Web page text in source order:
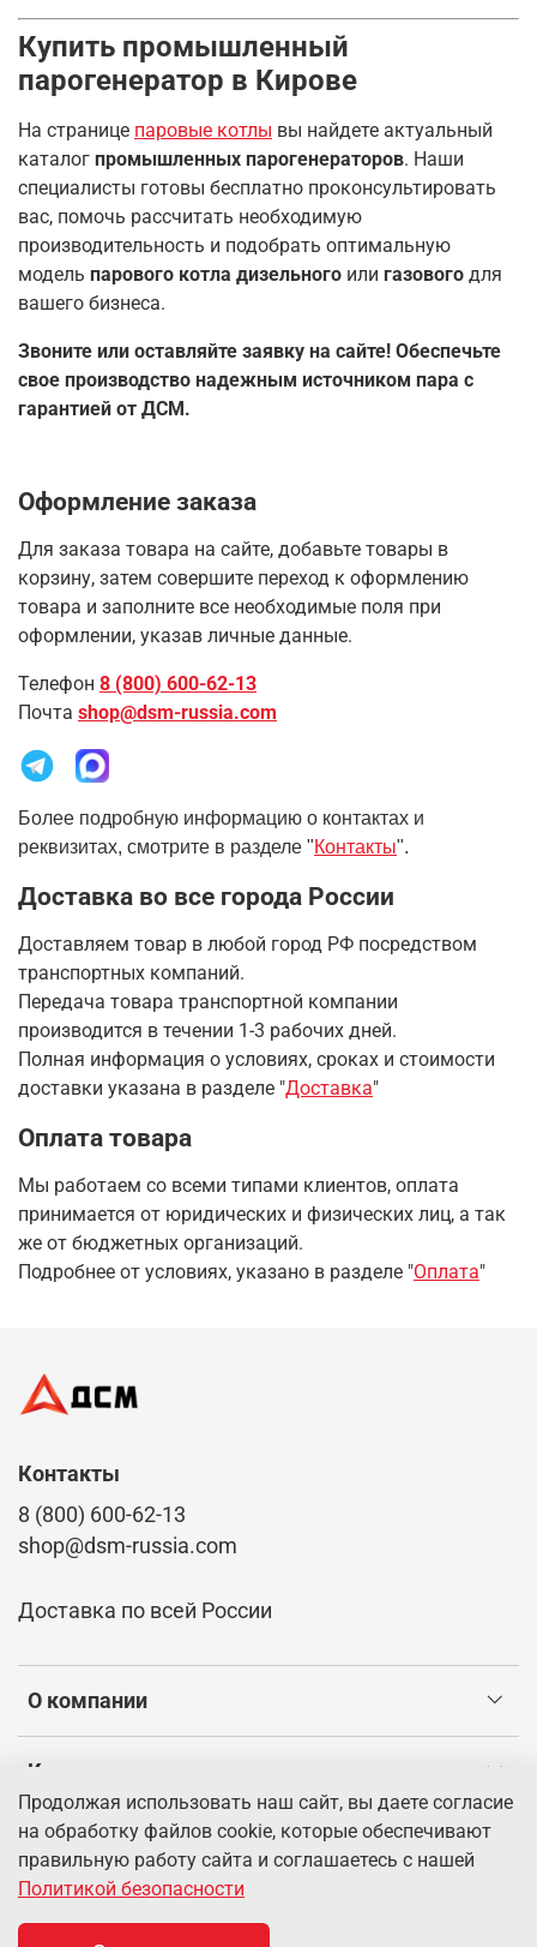
Купить промышленный
парогенератор в Кирове
На странице паровые котлы вы найдете актуальный
каталог промышленных парогенераторов. Наши
специалисты готовы бесплатно проконсультировать
вас, помочь рассчитать необходимую
производительность и подобрать оптимальную
модель парового котла дизельного или газового для
вашего бизнеса.
Звоните или оставляйте заявку на сайте! Обеспечьте
свое производство надежным источником пара с
гарантией от ДСМ.
Оформление заказа
Для заказа товара на сайте, добавьте товары в
корзину, затем совершите переход к оформлению
товара и заполните все необходимые поля при
оформлении, указав личные данные.
Телефон 8 (800) 600-62-13
Почта shop@dsm-russia.com
Более подробную информацию о контактах и
реквизитах, смотрите в разделе "Контакты".
Доставка во все города России
Доставляем товар в любой город РФ посредством
транспортных компаний.
Передача товара транспортной компании
производится в течении 1-3 рабочих дней.
Полная информация о условиях, сроках и стоимости
доставки указана в разделе "Доставка"
Оплата товара
Мы работаем со всеми типами клиентов, оплата
принимается от юридических и физических лиц, а так
же от бюджетных организаций.
Подробнее от условиях, указано в разделе "Оплата"
О компании
Клиентам
Информация
Контакты
8 (800) 600-62-13
shop@dsm-russia.com
Доставка по всей России
© 2026 Интернет-магазин dsm-russia.com.
Продолжая использовать наш сайт, вы даете согласие
на обработку файлов cookie, которые обеспечивают
правильную работу сайта и соглашаетесь с нашей
Политикой безопасности